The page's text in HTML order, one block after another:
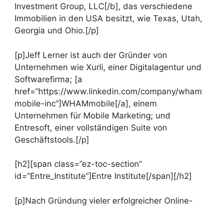
Investment Group, LLC[/b], das verschiedene
Immobilien in den USA besitzt, wie Texas, Utah,
Georgia und Ohio.[/p]
[p]Jeff Lerner ist auch der Gründer von
Unternehmen wie Xurli, einer Digitalagentur und
Softwarefirma; [a
href=”https://www.linkedin.com/company/wham
mobile-inc”]WHAMmobile[/a], einem
Unternehmen für Mobile Marketing; und
Entresoft, einer vollständigen Suite von
Geschäftstools.[/p]
[h2][span class=”ez-toc-section”
id=”Entre_Institute”]Entre Institute[/span][/h2]
[p]Nach Gründung vieler erfolgreicher Online-